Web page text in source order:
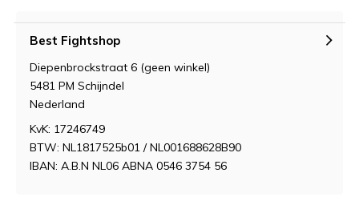
Best Fightshop
Diepenbrockstraat 6 (geen winkel)
5481 PM Schijndel
Nederland
KvK: 17246749
BTW: NL1817525b01 / NL001688628B90
IBAN: A.B.N NL06 ABNA 0546 3754 56